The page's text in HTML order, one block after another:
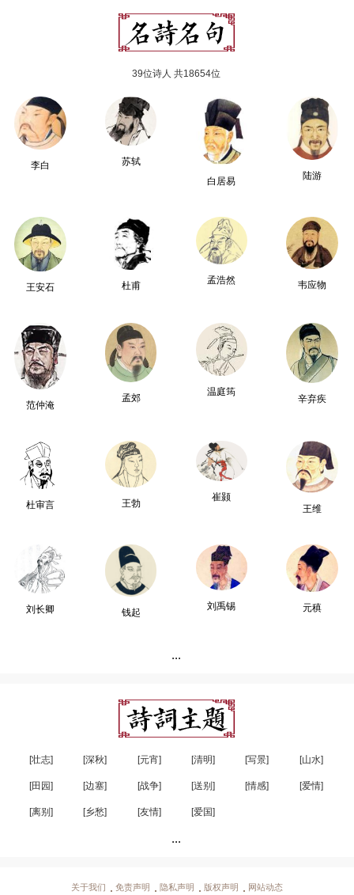
39位诗人 共18654位
李白
苏轼
白居易
陆游
王安石 杜甫
孟浩然 韦应物
范仲淹
孟郊
温庭筠
辛弃疾
杜审言 王勃
崔颢
王维
刘长卿 钱起
刘禹锡 元稹
...
[壮志] [深秋] [元宵] [清明] [写景] [山水]
[田园] [边塞] [战争] [送别] [情感] [爱情]
[离别] [乡愁] [友情] [爱国]
...
关于我们 免责声明 隐私声明 版权声明 网站动态